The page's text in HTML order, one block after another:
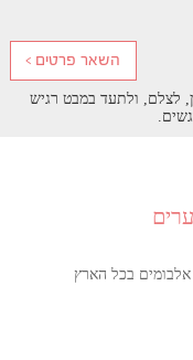
לצלם, ולתעד במבט רגיש
אלבומים בכל הארץ